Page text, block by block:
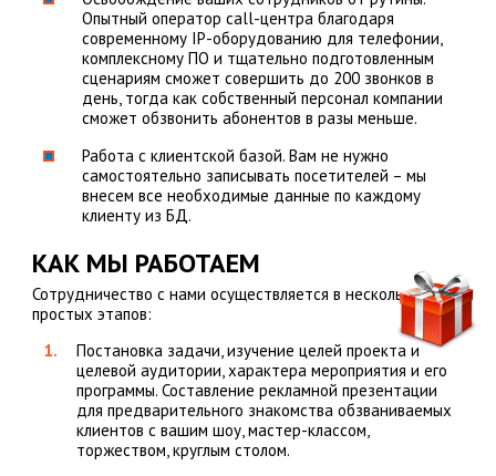
Опытный оператор call-центра благодаря
современному IP-оборудованию для телефонии,
комплексному ПО и тщательно подготовленным
сценариям сможет совершить до 200 звонков в
день, тогда как собственный персонал компании
сможет обзвонить абонентов в разы меньше.
Работа с клиентской базой. Вам не нужно
самостоятельно записывать посетителей – мы
внесем все необходимые данные по каждому
клиенту из БД.
КАК МЫ РАБОТАЕМ
Сотрудничество с нами осуществляется в несколько
простых этапов:
Постановка задачи, изучение целей проекта и
целевой аудитории, характера мероприятия и его
программы. Составление рекламной презентации
для предварительного знакомства обзваниваемых
клиентов с вашим шоу, мастер-классом,
торжеством, круглым столом.